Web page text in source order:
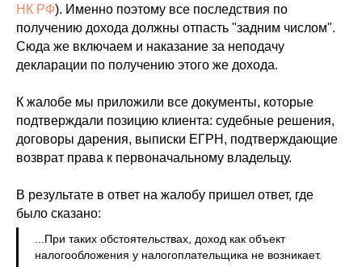
НК РФ). Именно поэтому все последствия по
получению дохода должны отпасть "задним числом".
Сюда же включаем и наказание за неподачу
декларации по получению этого же дохода.
К жалобе мы приложили все документы, которые
подтверждали позицию клиента: судебные решения,
договоры дарения, выписки ЕГРН, подтверждающие
возврат права к первоначальному владельцу.
В результате в ответ на жалобу пришел ответ, где
было сказано:
...При таких обстоятельствах, доход как объект
налогообложения у налогоплательщика не возникает.